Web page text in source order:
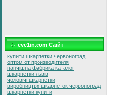
eve1in.com Саїйт
купити шкарпетки червоноград
оптом от производителя
панчішна фабрика каталог
шкарпетки львів
чоловічі шкарпетки
виробництво шкарпеток червоноград
шкарпетки купити